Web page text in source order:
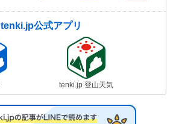
tenki.jp公式アプリ
tenki.jp 登山天気